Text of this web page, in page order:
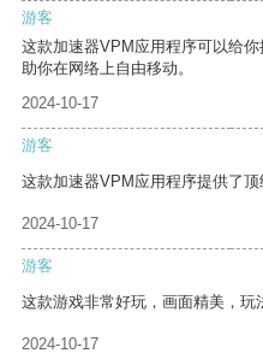
游客
这款加速器VPM应用程序可以给
助你在网络上自由移动。
2024-10-17
游客
这款加速器VPM应用程序提供了顶
2024-10-17
游客
这款游戏非常好玩，画面精美，玩
2024-10-17